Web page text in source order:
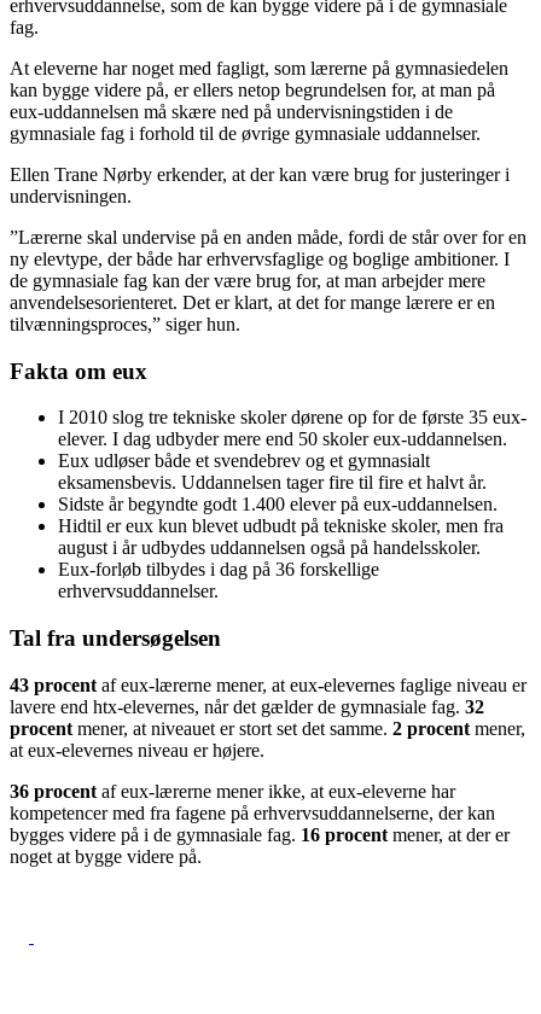
erhvervsuddannelse, som de kan bygge videre på i de gymnasiale
fag.
At eleverne har noget med fagligt, som lærerne på gymnasiedelen
kan bygge videre på, er ellers netop begrundelsen for, at man på
eux-uddannelsen må skære ned på undervisningstiden i de
gymnasiale fag i forhold til de øvrige gymnasiale uddannelser.
Ellen Trane Nørby erkender, at der kan være brug for justeringer i
undervisningen.
”Lærerne skal undervise på en anden måde, fordi de står over for en
ny elevtype, der både har erhvervsfaglige og boglige ambitioner. I
de gymnasiale fag kan der være brug for, at man arbejder mere
anvendelsesorienteret. Det er klart, at det for mange lærere er en
tilvænningsproces,” siger hun.
Fakta om eux
I 2010 slog tre tekniske skoler dørene op for de første 35 eux-
elever. I dag udbyder mere end 50 skoler eux-uddannelsen.
Eux udløser både et svendebrev og et gymnasialt
eksamensbevis. Uddannelsen tager fire til fire et halvt år.
Sidste år begyndte godt 1.400 elever på eux-uddannelsen.
Hidtil er eux kun blevet udbudt på tekniske skoler, men fra
august i år udbydes uddannelsen også på handelsskoler.
Eux-forløb tilbydes i dag på 36 forskellige
erhvervsuddannelser.
Tal fra undersøgelsen
43 procent af eux-lærerne mener, at eux-elevernes faglige niveau er
lavere end htx-elevernes, når det gælder de gymnasiale fag. 32
procent mener, at niveauet er stort set det samme. 2 procent mener,
at eux-elevernes niveau er højere.
36 procent af eux-lærerne mener ikke, at eux-eleverne har
kompetencer med fra fagene på erhvervsuddannelserne, der kan
bygges videre på i de gymnasiale fag. 16 procent mener, at der er
noget at bygge videre på.